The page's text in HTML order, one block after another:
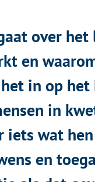
toegang hebben
op een
en
van
EPIDEMIOLOGISCH